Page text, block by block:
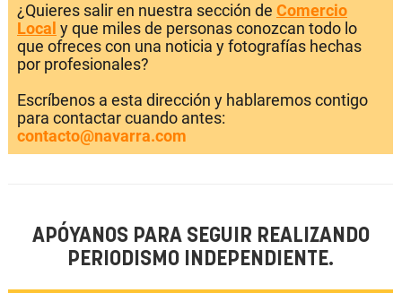
¿Quieres salir en nuestra sección de Comercio
Local y que miles de personas conozcan todo lo
que ofreces con una noticia y fotografías hechas
por profesionales?
Escríbenos a esta dirección y hablaremos contigo
para contactar cuando antes:
contacto@navarra.com
APÓYANOS PARA SEGUIR REALIZANDO
PERIODISMO INDEPENDIENTE.